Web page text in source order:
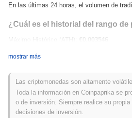
En las últimas 24 horas, el volumen de
¿Cuál es el historial del rango
Máximo Histórico (ATH):
€0.003546
¿Cómo se está desempeñando
En los últimos 7 días, BASEPAL ha ganó
0.54%. Esto indica un retraso temporal en
mostrar más
Las criptomonedas son altamente
Toda la información en Coinpaprika se
o de inversión. Siempre realice su
decisiones de inversión.